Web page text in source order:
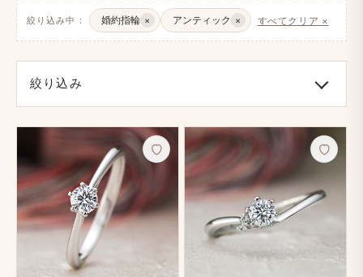
絞り込み中： 婚約指輪 × アンティック × すべてクリア ×
絞り込み